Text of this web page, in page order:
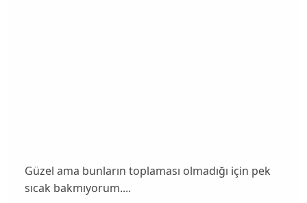
Güzel ama bunların toplaması olmadığı için pek
sıcak bakmıyorum....